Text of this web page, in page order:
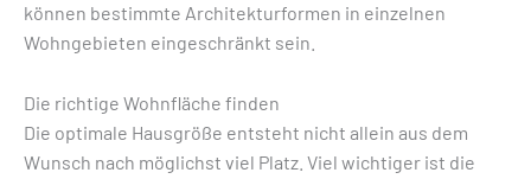
können bestimmte Architekturformen in einzelnen
Wohngebieten eingeschränkt sein.
Die richtige Wohnfläche finden
Die optimale Hausgröße entsteht nicht allein aus dem
Wunsch nach möglichst viel Platz. Viel wichtiger ist die